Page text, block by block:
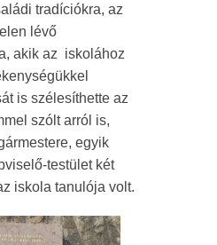
tradíciókra, az
lévő
akik az iskolához
is szélesíthette az
szólt arról is,
egyik
testület két
iskola tanulója volt.